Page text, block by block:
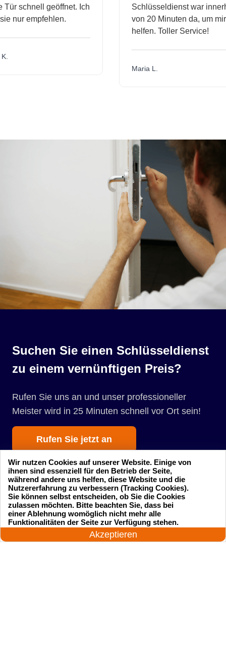
Tür schnell geöffnet. Ich
nur empfehlen.
Schlüsseldienst war
von 20 Minuten da, um mir
helfen. Toller Service!
Maria L.
Suchen Sie einen Schlüsseldienst
zu einem vernünftigen Preis?
Rufen Sie uns an und unser professioneller
Meister wird in 25 Minuten schnell vor Ort sein!
Rufen Sie jetzt an
Startseite Einsatzgebiete
Preise
24 Stunden am Tag
Akzeptieren
Wir nutzen Cookies auf unserer Website. Einige von
ihnen sind essenziell für den Betrieb der Seite,
während andere uns helfen, diese Website und die
Nutzererfahrung zu verbessern (Tracking Cookies).
Sie können selbst entscheiden, ob Sie die Cookies
zulassen möchten. Bitte beachten Sie, dass bei
einer Ablehnung womöglich nicht mehr alle
Funktionalitäten der Seite zur Verfügung stehen.